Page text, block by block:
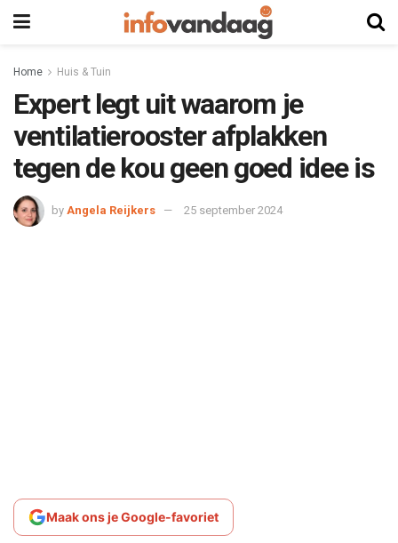
Home Huis & Tuin
Expert legt uit waarom je
ventilatierooster afplakken
tegen de kou geen goed idee is
by Angela Reijkers 25 september 2024
Maak ons je Google-favoriet